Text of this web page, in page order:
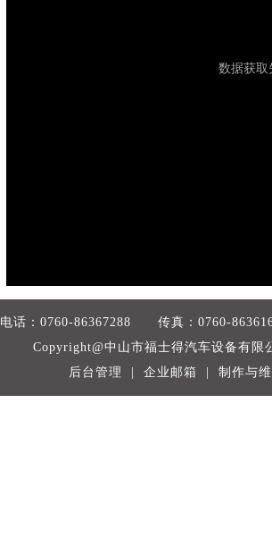
电话：0760-86367288 传真：0760-
Copyright@中山市福士得汽车设备有
后台管理
企业邮箱 | 制作与维